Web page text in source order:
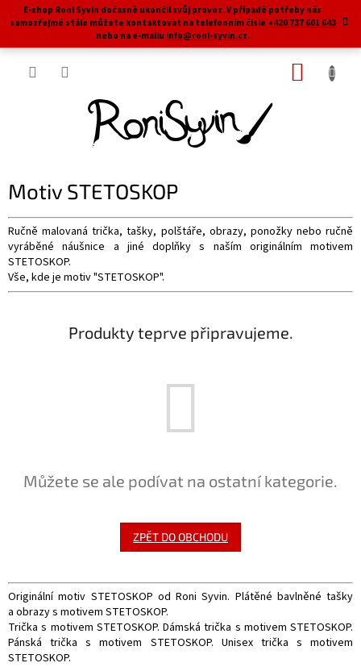
PřejítE-shop Roni Syvin dočasně ukončil svůj provoz. V případě potřeby nás
samozřejmě stále můžete kontaktovat na telefonním čísle +420 737 601 643
nebo na e-mailu info@roni-syvin.cz.
Motiv STETOSKOP
Ručně malovaná trička, tašky, polštáře, obrazy, ponožky nebo ručně
vyráběné náušnice a jiné doplňky s naším originálním motivem
STETOSKOP.
Vše, kde je motiv "STETOSKOP".
Produkty teprve připravujeme.
Můžete se ale podívat na ostatní kategorie.
ZPĚT DO OBCHODU
Originální motiv STETOSKOP od Roni Syvin. Plátěné bavlněné tašky
a obrazy s motivem STETOSKOP.
Trička s motivem STETOSKOP. Dámská trička s motivem STETOSKOP.
Pánská trička s motivem STETOSKOP. Unisex trička s motivem
STETOSKOP.